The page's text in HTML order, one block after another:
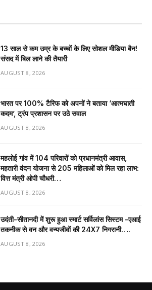
13 साल से कम उम्र के बच्चों के लिए सोशल मीडिया बैन!
संसद में बिल लाने की तैयारी
AUGUST 8, 2026
भारत पर 100% टैरिफ को अपनों ने बताया ‘आत्मघाती
कदम’, ट्रंप प्रशासन पर उठे सवाल
AUGUST 8, 2026
महलोई गांव में 104 परिवारों को प्रधानमंत्री आवास,
महतारी वंदन योजना से 205 महिलाओं को मिल रहा लाभ:
वित्त मंत्री ओपी चौधरी…
AUGUST 8, 2026
उदंती-सीतानदी में शुरू हुआ स्मार्ट सर्विलांस सिस्टम -एआई
तकनीक से वन और वन्यजीवों की 24X7 निगरानी….
AUGUST 8, 2026